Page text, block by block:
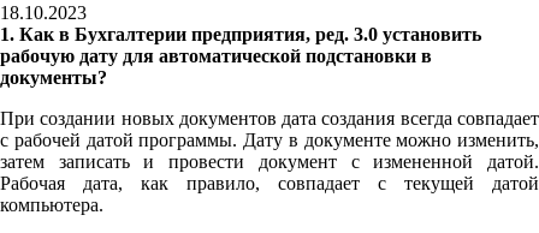
18.10.2023
1. Как в Бухгалтерии предприятия, ред. 3.0 установить
рабочую дату для автоматической подстановки в
документы?
При создании новых документов дата создания всегда совпадает
с рабочей датой программы. Дату в документе можно изменить,
затем записать и провести документ с измененной датой.
Рабочая дата, как правило, совпадает с текущей датой
компьютера.